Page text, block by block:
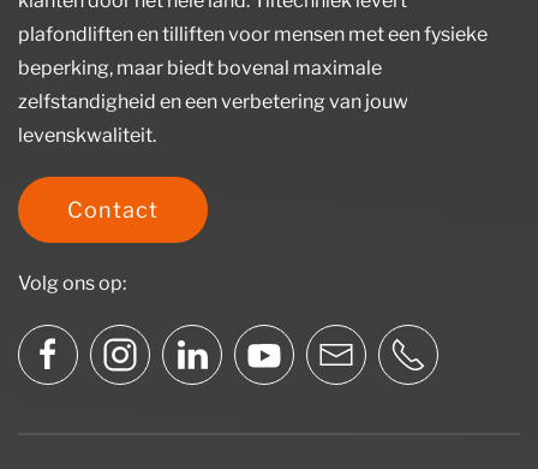
plafondliften en tilliften voor mensen met een fysieke
beperking, maar biedt bovenal maximale
zelfstandigheid en een verbetering van jouw
levenskwaliteit.
Contact
Volg ons op: